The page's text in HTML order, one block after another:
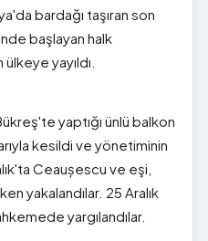
bardağı taşıran son
başlayan halk
yayıldı.
yaptığı ünlü balkon
kesildi ve yönetiminin
Ceaușescu ve eşi,
yakalandılar. 25 Aralık
yargılandılar.